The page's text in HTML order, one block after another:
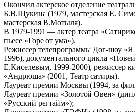
Окончил актерское отделение
Б.В.Щукина (1979, мастерская Е.
мастерская В.Мотыля).
В 1979-1991 — актер театра
пьесе «Горе от ума»).
Режиссер телепрограммы Дог-шоу «Я
1996), документального цикла
Е.Киселевым, 1999-2000), режиссер
«Андрюша» (2001, Театр сатиры).
Лауреат премии Москвы (1994, за
Лауреат премии «Золотой Овен»
«Русский регтайм»);